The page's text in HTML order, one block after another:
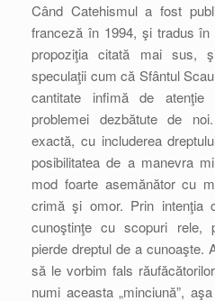
Când Catehismul a fost
franceză în 1994, şi tradus
propoziţia citată mai sus,
speculaţii cum că Sfântul
cantitate infimă de atenţie
problemei dezbătute de
exactă, cu includerea
posibilitatea de a manevra
mod foarte asemănător cu
crimă şi omor. Prin intenţia
cunoştinţe cu scopuri rele,
pierde dreptul de a cunoaşte.
să le vorbim fals
numi aceasta „minciună”,